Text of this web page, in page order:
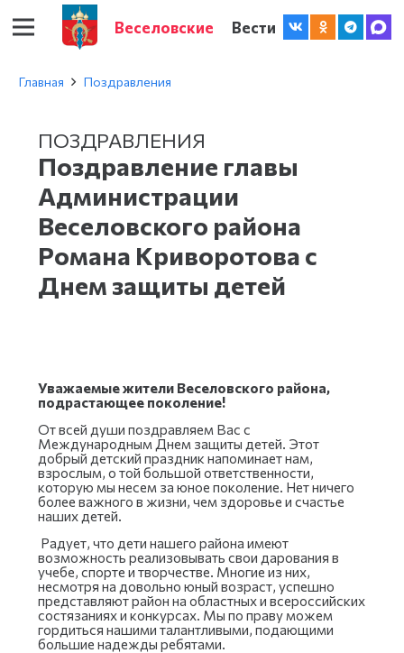
Веселовские Вести
Главная Поздравления
ПОЗДРАВЛЕНИЯ
Поздравление главы
Администрации
Веселовского района
Романа Криворотова с
Днем защиты детей
Уважаемые жители Веселовского района,
подрастающее поколение!
От всей души поздравляем Вас с
Международным Днем защиты детей. Этот
добрый детский праздник напоминает нам,
взрослым, о той большой ответственности,
которую мы несем за юное поколение. Нет ничего
более важного в жизни, чем здоровье и счастье
наших детей.
Радует, что дети нашего района имеют
возможность реализовывать свои дарования в
учебе, спорте и творчестве. Многие из них,
несмотря на довольно юный возраст, успешно
представляют район на областных и всероссийских
состязаниях и конкурсах. Мы по праву можем
гордиться нашими талантливыми, подающими
большие надежды ребятами.